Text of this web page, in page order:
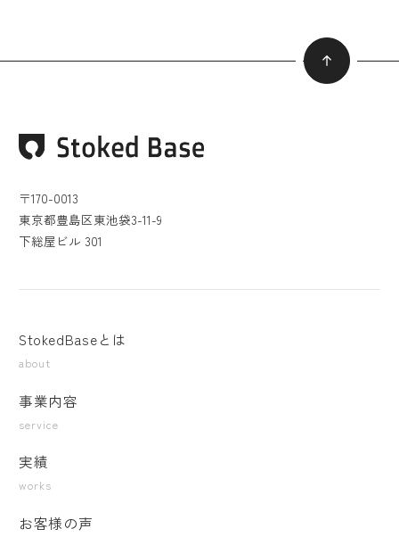
〒170-0013
東京都豊島区東池袋3-11-9
下総屋ビル 301
StokedBaseとは
about
事業内容
service
実績
works
お客様の声